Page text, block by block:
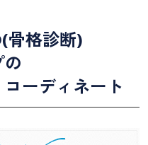
骨格診断)
の
ーディネート